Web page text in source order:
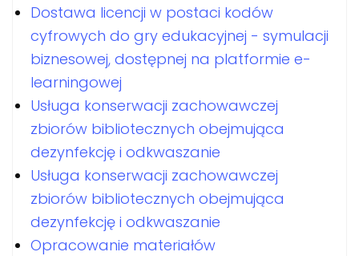
Dostawa licencji w postaci kodów
cyfrowych do gry edukacyjnej - symulacji
biznesowej, dostępnej na platformie e-
learningowej
Usługa konserwacji zachowawczej
zbiorów bibliotecznych obejmująca
dezynfekcję i odkwaszanie
Usługa konserwacji zachowawczej
zbiorów bibliotecznych obejmująca
dezynfekcję i odkwaszanie
Opracowanie materiałów